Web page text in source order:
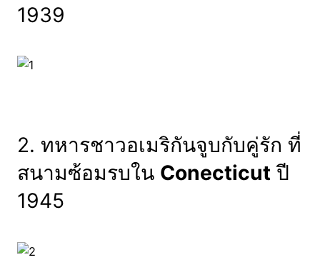
1939
2. ทหารชาวอเมริกันจูบกับคู่รัก ที่
สนามซ้อมรบใน Conecticut ปี
1945